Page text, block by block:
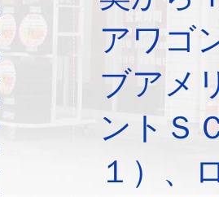
アワゴ
ブアメ
ントＳ
１）、